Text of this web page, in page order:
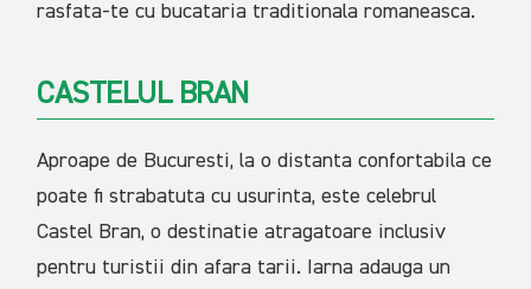
rasfata-te cu bucataria traditionala romaneasca.
CASTELUL BRAN
Aproape de Bucuresti, la o distanta confortabila ce
poate fi strabatuta cu usurinta, este celebrul
Castel Bran, o destinatie atragatoare inclusiv
pentru turistii din afara tarii. Iarna adauga un